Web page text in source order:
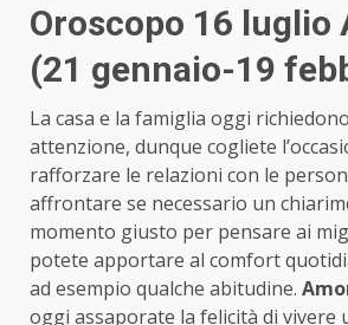
Oroscopo 16 luglio
(21 gennaio-19
La casa e la famiglia oggi
attenzione, dunque cogliete
rafforzare le relazioni con le
affrontare se necessario un
momento giusto per pensare ai
potete apportare al comfort
ad esempio qualche abitudine.
oggi assaporate la felicità di vivere